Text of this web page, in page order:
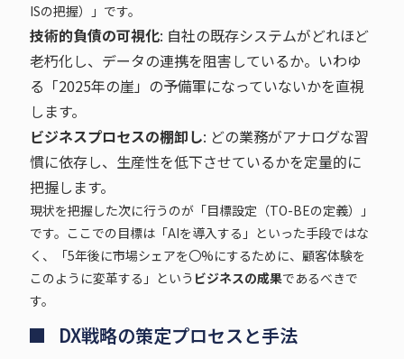
ISの把握）」です。
技術的負債の可視化: 自社の既存システムがどれほど
老朽化し、データの連携を阻害しているか。いわゆ
る「2025年の崖」の予備軍になっていないかを直視
します。
ビジネスプロセスの棚卸し: どの業務がアナログな習
慣に依存し、生産性を低下させているかを定量的に
把握します。
現状を把握した次に行うのが「目標設定（TO-BEの定義）」
です。ここでの目標は「AIを導入する」といった手段ではな
く、「5年後に市場シェアを〇%にするために、顧客体験を
このように変革する」という ビジネスの成果であるべきで
す。
DX戦略の策定プロセスと手法